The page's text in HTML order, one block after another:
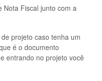
da Plataforma
Nota Fiscal junto com a
projeto caso tenha um
é o documento
entrando no projeto você